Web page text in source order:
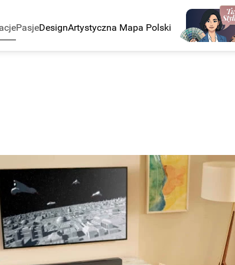
PasjeDesignArtystyczna Mapa Polski